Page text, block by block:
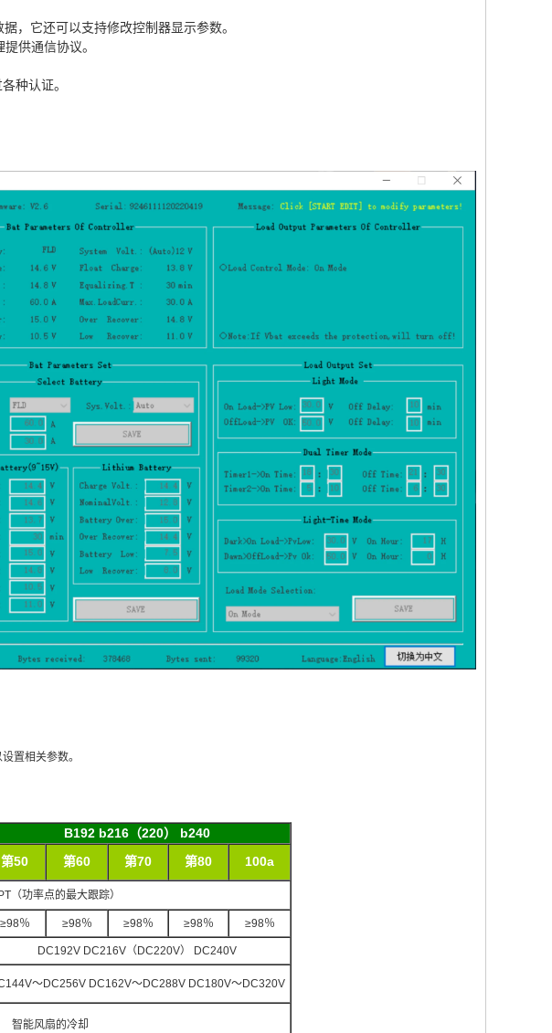
，它还可以支持修改控制器显示参数。
供通信协议。
种认证。
置相关参数。
B192 b216（220） b240
第50 第60 第70 第80 100a
（功率点的最大跟踪）
≥98％ ≥98％ ≥98％ ≥98％ ≥98％
DC192V DC216V（DC220V） DC240V
〜DC256V DC162V〜DC288V DC180V〜DC320V
智能风扇的冷却